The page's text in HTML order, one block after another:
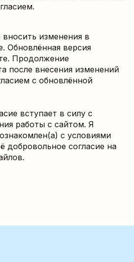
изменения в
Обновлённая версия
Продолжение
после внесения изменений
с обновлённой
вступает в силу с
работы с сайтом. Я
с условиями
добровольное согласие на